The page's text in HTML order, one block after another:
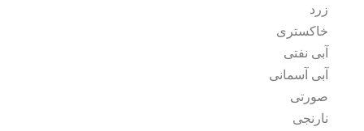
زرد
خاکستری
آبی نفتی
آبی آسمانی
صورتی
نارنجی